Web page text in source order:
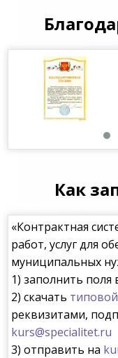
Как
«Контрактная
работ, услуг для
муниципальных
1) заполнить
2) скачать
реквизитами,
kurs@specialitet.ru
3) отправить на